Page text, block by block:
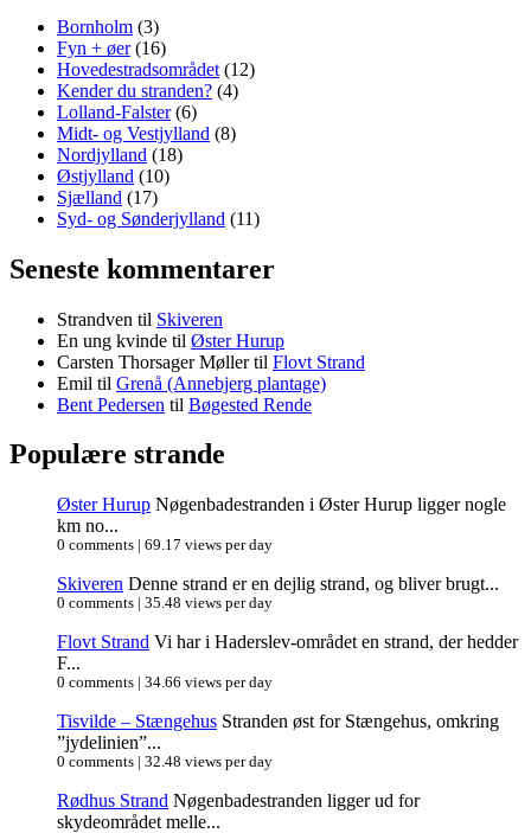
Bornholm (3)
Fyn + øer(16)
Hovedestradsområdet (12)
Kender du stranden? (4)
Lolland-Falster(6)
Midt- og Vestjylland (8)
Nordjylland (18)
Østjylland (10)
Sjælland (17)
Syd- og Sønderjylland (11)
Seneste kommentarer
Strandven til Skiveren
En ung kvinde til Øster Hurup
Carsten Thorsager Møllertil Flovt Strand
Emil til Grenå (Annebjerg plantage)
Bent Pedersen til Bøgested Rende
Populære strande
Øster Hurup Nøgenbadestranden i Øster Hurup ligger nogle
km no...
0 comments 69.17 views per day
Skiveren Denne strand er en dejlig strand, og bliver brugt...
0 comments 35.48 views per day
Flovt Strand Vi har i Haderslev-området en strand, der hedder
F...
0 comments 34.66 views per day
Tisvilde – Stængehus Stranden øst for Stængehus, omkring
”jydelinien”...
0 comments 32.48 views per day
Rødhus Strand Nøgenbadestranden ligger ud for
skydeområdet melle...